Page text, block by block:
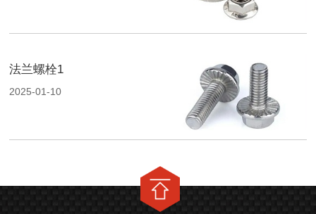
法兰螺栓1
2025-01-10